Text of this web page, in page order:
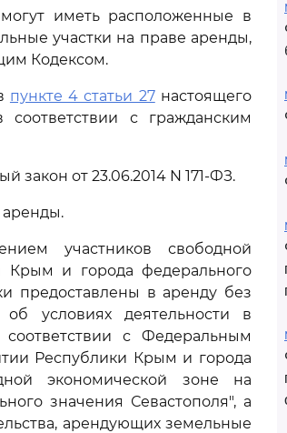
иметь расположенные в
участки на праве аренды,
Кодексом.
пункте 4 статьи 27настоящего
с гражданским
закон от 23.06.2014 N 171-ФЗ.
аренды.
участников свободной
Крым и города федерального
предоставлены в аренду без
условиях деятельности в
с Федеральным
Республики Крым и города
экономической зоне на
значения Севастополя", а
арендующих земельные